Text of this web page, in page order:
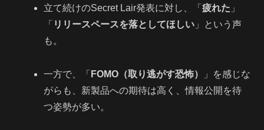
立て続けのSecret Lair発表に対し、「疲れた 」
「 リリースペースを落としてほしい 」という声
も。
一方で、「 FOMO（取り逃がす恐怖）
」を感じな
がらも、新製品への期待は高く、情報公開を待
つ姿勢が多い。